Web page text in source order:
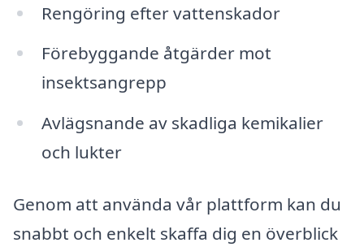
Rengöring efter vattenskador
Förebyggande åtgärder mot
insektsangrepp
Avlägsnande av skadliga kemikalier
och lukter
Genom att använda vår plattform kan du
snabbt och enkelt skaffa dig en överblick